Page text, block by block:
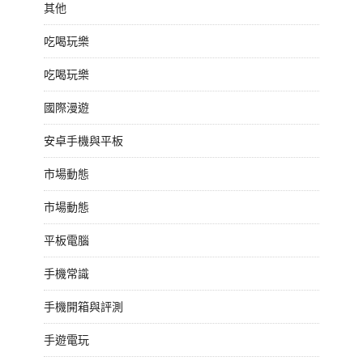
其他
吃喝玩樂
吃喝玩樂
國際漫遊
安卓手機與平板
市場動態
市場動態
平板電腦
手機常識
手機開箱與評測
手遊電玩